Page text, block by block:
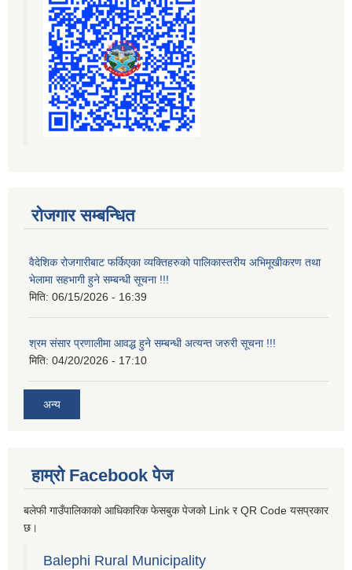
रोजगार सम्बन्धित
वैदेशिक रोजगारीबाट फर्किएका व्यक्तिहरुको पालिकास्तरीय अभिमूखीकरण तथा
भेलामा सहभागी हुने सम्बन्धी सूचना !!!
मिति: 06/15/2026 - 16:39
श्रम संसार प्रणालीमा आवद्ध हुने सम्बन्धी अत्यन्त जरुरी सूचना !!!
मिति: 04/20/2026 - 17:10
अन्य
हाम्रो Facebook पेज
बलेफी गाउँपालिकाको आधिकारिक फेसबुक पेजको Link र QR Code यसप्रकार
छ।
Balephi Rural Municipality